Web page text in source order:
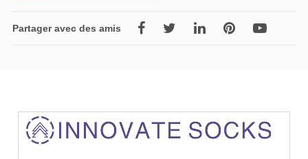
Partager avec des amis